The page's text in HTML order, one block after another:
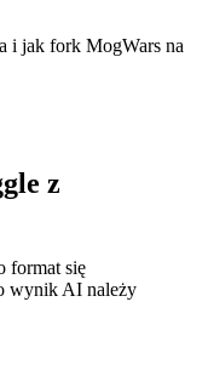
i jak fork MogWars na
z
format się
wynik AI należy